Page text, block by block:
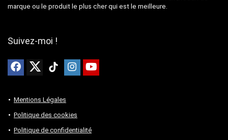
marque ou le produit le plus cher qui est le meilleure.
Suivez-moi !
Mentions Légales
Politique des cookies
Politique de confidentialité